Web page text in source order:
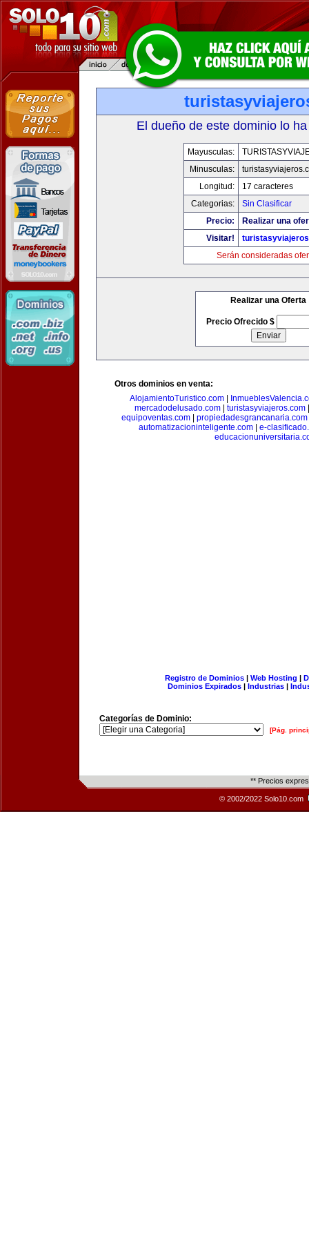
El dueño de este dominio lo
Mayusculas:
Minusculas:
Longitud:
17 caracteres
Categorias:
Sin Clasificar
Precio:
Realizar una
Visitar!
Serán consideradas
Realizar una Oferta
Precio Ofrecido $
Otros dominios en venta:
AlojamientoTuristico.com
mercadodelusado.com| turistasyviajeros.com
equipoventas.com| propiedadesgrancanaria.com
automatizacioninteligente.com| e-
Registro de Dominios| Web Hosting |
Dominios Expirados | Industrias |
Categorías de Dominio:
[Pág.
** Precios
© 2002/2022 Solo10.com